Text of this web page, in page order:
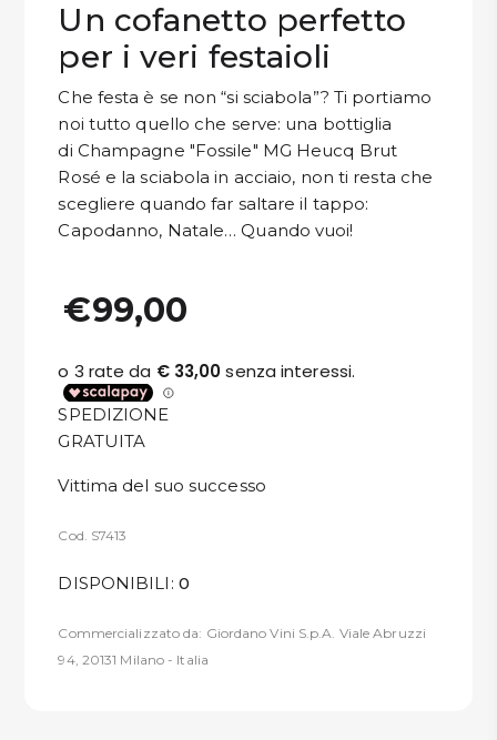
Card
Preferiti
Blog
Un cofanetto perfetto
per i veri festaioli
Che festa è se non “si sciabola”? Ti portiamo
noi tutto quello che serve: una bottiglia
di Champagne "Fossile" MG Heucq Brut
Rosé e la sciabola in acciaio, non ti resta che
scegliere quando far saltare il tappo:
Capodanno, Natale… Quando vuoi!
€99,00
SPEDIZIONE
GRATUITA
Vittima del suo successo
Cod. S7413
DISPONIBILI: 0
Commercializzato da: Giordano Vini S.p.A. Viale Abruzzi
94, 20131 Milano - Italia